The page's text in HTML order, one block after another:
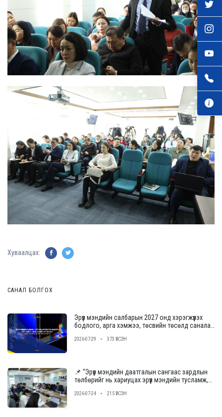
Хуваалцах:
САНАЛ БОЛГОХ
Эрүүл мэндийн салбарын 2027 онд хэрэгжүүлэх
бодлого, арга хэмжээ, төсвийн төсөлд саналаа
2026-07-29 373 ҮЗСЭН
📌 “Эрүүл мэндийн даатгалын сангаас зардлын
төлбөрийг нь хариуцах эрүүл мэндийн тусламж,
шалгаруулах журам”-ын төслийн ээлжит
2026-07-24 215 ҮЗСЭН